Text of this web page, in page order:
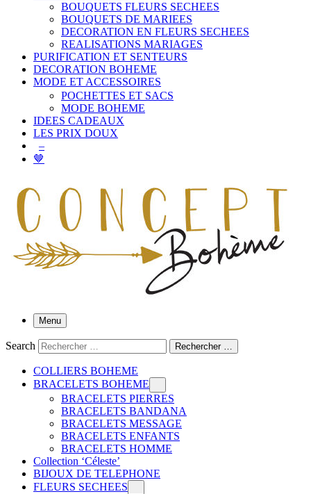
BOUQUETS FLEURS SECHEES
BOUQUETS DE MARIEES
DECORATION EN FLEURS SECHEES
REALISATIONS MARIAGES
PURIFICATION ET SENTEURS
DECORATION BOHEME
MODE ET ACCESSOIRES
POCHETTES ET SACS
MODE BOHEME
IDEES CADEAUX
LES PRIX DOUX
–
🤎
Menu
Search Rechercher …
COLLIERS BOHEME
BRACELETS BOHEME
BRACELETS PIERRES
BRACELETS BANDANA
BRACELETS MESSAGE
BRACELETS ENFANTS
BRACELETS HOMME
Collection ‘Céleste’
BIJOUX DE TELEPHONE
FLEURS SECHEES